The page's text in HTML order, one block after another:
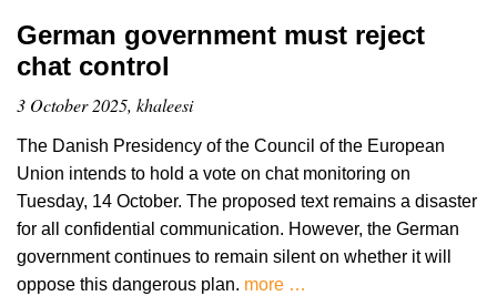
German government must reject
chat control
3 October 2025, khaleesi
The Danish Presidency of the Council of the European
Union intends to hold a vote on chat monitoring on
Tuesday, 14 October. The proposed text remains a disaster
for all confidential communication. However, the German
government continues to remain silent on whether it will
oppose this dangerous plan. more …